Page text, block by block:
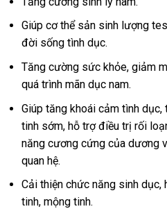
Giúp cơ thể sản sinh lượng
đời sống tình dục.
Tăng cường sức khỏe, giảm
quá trình mãn dục nam.
Giúp tăng khoái cảm tình dục,
tinh sớm, hỗ trợ điều trị rối
năng cương cứng của dương
quan hệ.
Cải thiện chức năng sinh dục,
tinh, mộng tinh.